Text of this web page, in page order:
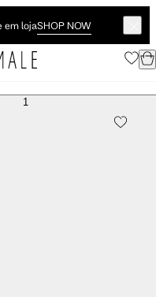
em lojaSHOP NOW